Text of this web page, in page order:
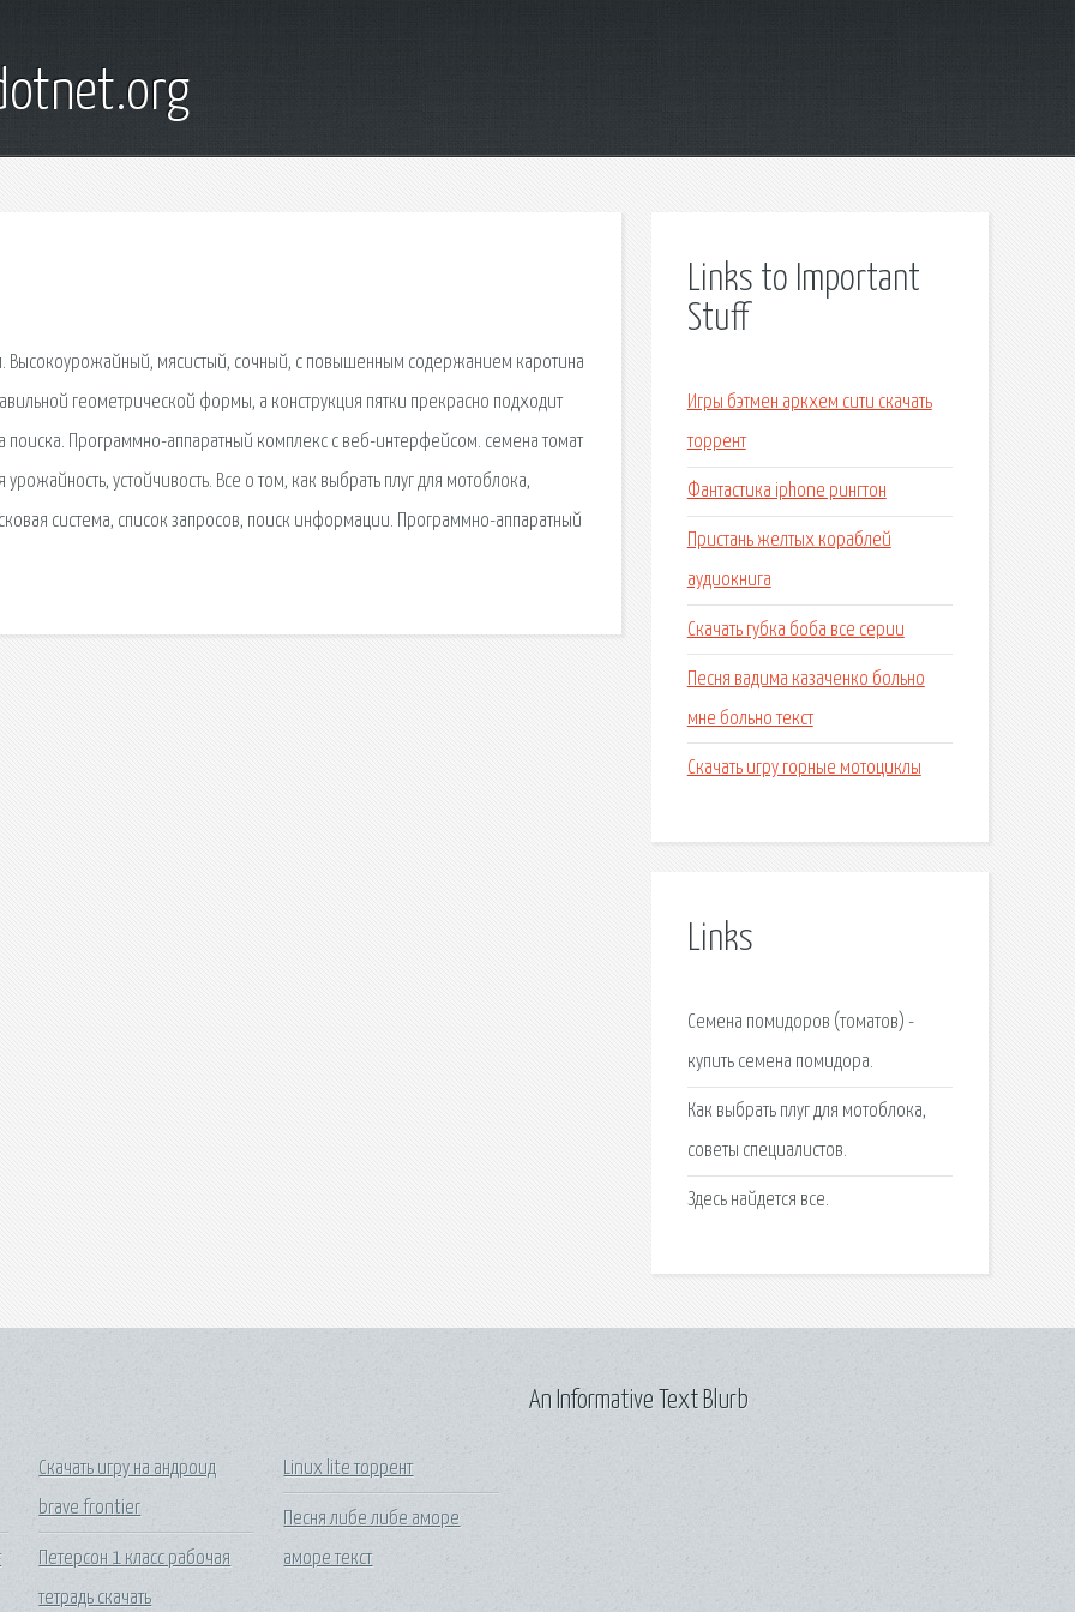
Высокоурожайный, мясистый, сочный, с повышенным содержанием каротина
геометрической формы, а конструкция пятки прекрасно подходит
поиска. Программно-аппаратный комплекс с веб-интерфейсом. семена томат
устойчивость. Все о том, как выбрать плуг для мотоблока,
сиcтема, список запросов, поиск информации. Программно-аппаратный
Links to Important
Stuff
Игры бэтмен аркхем сити скачать
торрент
Фантастика iphone рингтон
Пристань желтых кораблей
аудиокнига
Скачать губка боба все серии
Песня вадима казаченко больно
мне больно текст
Скачать игру горные мотоциклы
Links
Семена помидоров (томатов) -
купить семена помидора.
Как выбрать плуг для мотоблока,
советы специалистов.
Здесь найдется все.
Скачать игру на андроид
brave frontier
Петерсон 1 класс рабочая
тетрадь скачать
Linux lite торрент
Песня либе либе аморе
аморе текст
An Informative Text Blurb